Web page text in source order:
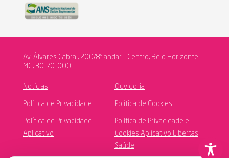
Av. Álvares Cabral, 200/8º andar - Centro, Belo Horizonte -
MG, 30170-000
Notícias Ouvidoria
Política de Privacidade Política de Cookies
Política de Privacidade
Aplicativo
Política de Privacidade e
Cookies Aplicativo Libertas
Saúde